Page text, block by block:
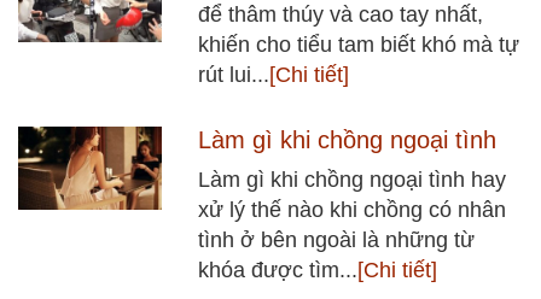
để thâm thúy và cao tay nhất,
khiến cho tiểu tam biết khó mà tự
rút lui...[Chi tiết]
Làm gì khi chồng ngoại tình
Làm gì khi chồng ngoại tình hay
xử lý thế nào khi chồng có nhân
tình ở bên ngoài là những từ
khóa được tìm...[Chi tiết]